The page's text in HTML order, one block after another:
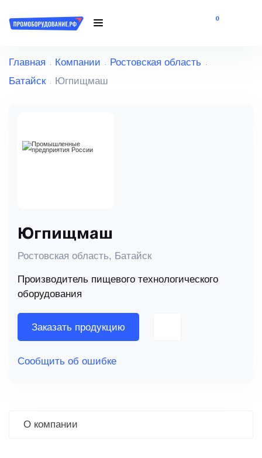
0
Главная Компании
Ростовская область
Батайск
Югпищмаш
Югпищмаш
Ростовская область, Батайск
Производитель пищевого технологического
оборудования
Заказать продукцию
Сообщить об ошибке
О компании